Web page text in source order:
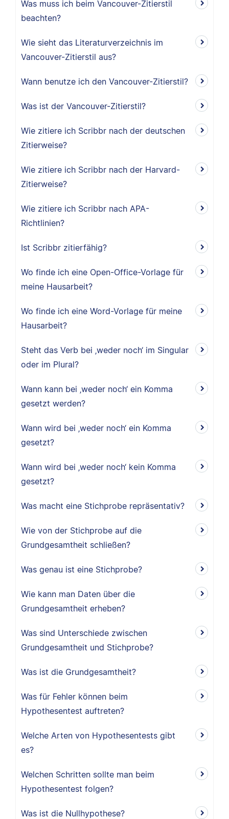
Was muss ich beim Vancouver-Zitierstil
beachten?
Wie sieht das Literaturverzeichnis im
Vancouver-Zitierstil aus?
Wann benutze ich den Vancouver-Zitierstil?
Was ist der Vancouver-Zitierstil?
Wie zitiere ich Scribbr nach der deutschen
Zitierweise?
Wie zitiere ich Scribbr nach der Harvard-
Zitierweise?
Wie zitiere ich Scribbr nach APA-
Richtlinien?
Ist Scribbr zitierfähig?
Wo finde ich eine Open-Office-Vorlage für
meine Hausarbeit?
Wo finde ich eine Word-Vorlage für meine
Hausarbeit?
Steht das Verb bei ‚weder noch‘ im Singular
oder im Plural?
Wann kann bei ‚weder noch‘ ein Komma
gesetzt werden?
Wann wird bei ‚weder noch‘ ein Komma
gesetzt?
Wann wird bei ‚weder noch‘ kein Komma
gesetzt?
Was macht eine Stichprobe repräsentativ?
Wie von der Stichprobe auf die
Grundgesamtheit schließen?
Was genau ist eine Stichprobe?
Wie kann man Daten über die
Grundgesamtheit erheben?
Was sind Unterschiede zwischen
Grundgesamtheit und Stichprobe?
Was ist die Grundgesamtheit?
Was für Fehler können beim
Hypothesentest auftreten?
Welche Arten von Hypothesentests gibt
es?
Welchen Schritten sollte man beim
Hypothesentest folgen?
Was ist die Nullhypothese?